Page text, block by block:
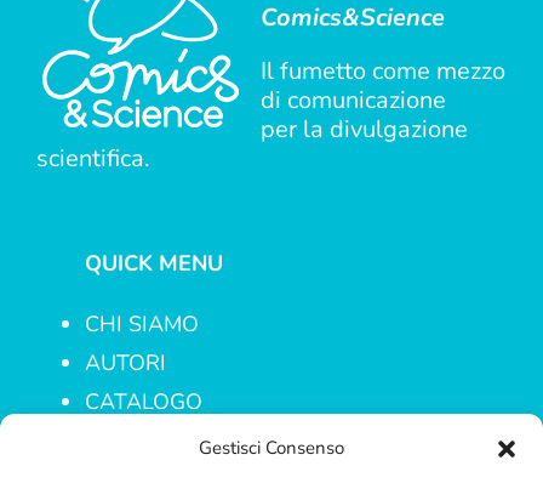
Gestisci Consenso
Comics&Science
Il fumetto come mezzo
di comunicazione
per la divulgazione
scientifica.
QUICK MENU
CHI SIAMO
AUTORI
CATALOGO